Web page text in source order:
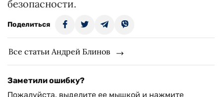
безопасности.
Поделиться
Все статьи Андрей Блинов
Заметили ошибку?
Пожалуйста, выделите ее мышкой и нажмите